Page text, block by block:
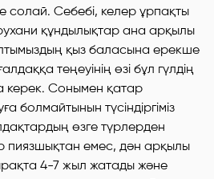
солай. Себебі, келер ұрпақты
құндылықтар ана арқылы
қыз баласына ерекше
теңеуінің өзі бұл гүлдің
керек. Сонымен қатар
болмайтынын түсіндіргіміз
өзге түрлерден
емес, дән арқылы
4-7 жыл жатады және